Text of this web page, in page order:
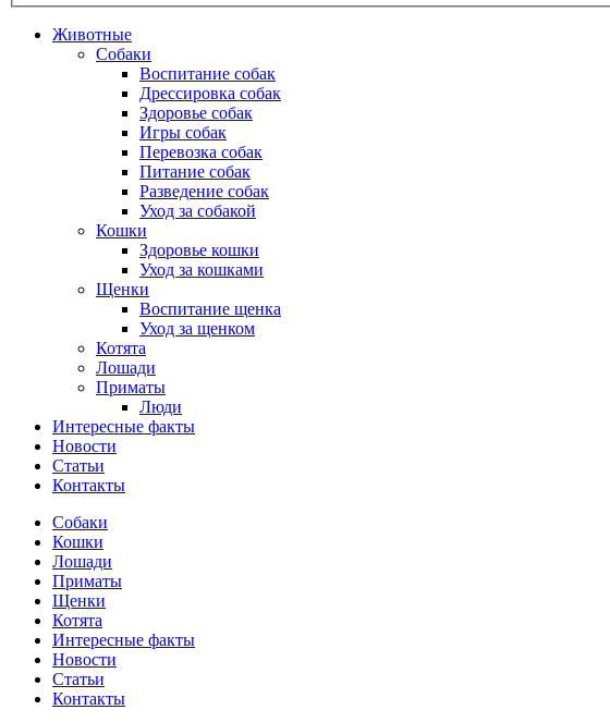
Животные
Собаки
Воспитание собак
Дрессировка собак
Здоровье собак
Игры собак
Перевозка собак
Питание собак
Разведение собак
Уход за собакой
Кошки
Здоровье кошки
Уход за кошками
Щенки
Воспитание щенка
Уход за щенком
Котята
Лошади
Приматы
Люди
Интересные факты
Новости
Статьи
Контакты
Собаки
Кошки
Лошади
Приматы
Щенки
Котята
Интересные факты
Новости
Статьи
Контакты